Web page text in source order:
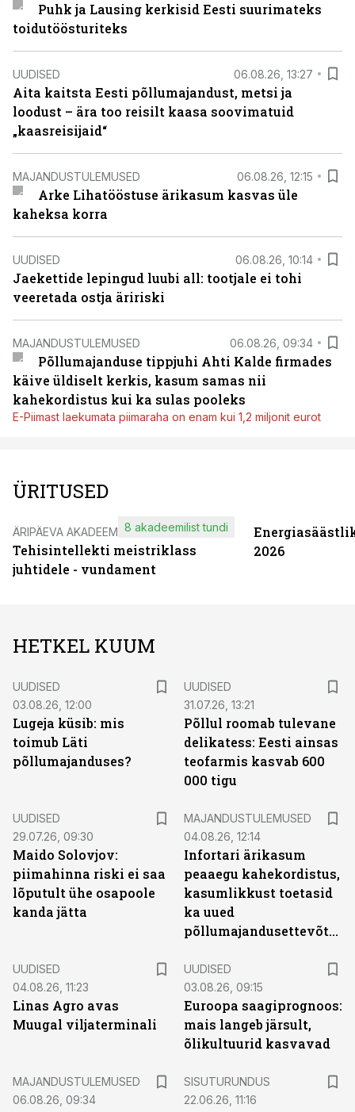
Puhk ja Lausing kerkisid Eesti suurimateks
toidutöösturiteks
UUDISED 06.08.26, 13:27
Aita kaitsta Eesti põllumajandust, metsi ja
loodust – ära too reisilt kaasa soovimatuid
„kaasreisijaid“
MAJANDUSTULEMUSED 06.08.26, 12:15
Arke Lihatööstuse ärikasum kasvas üle
kaheksa korra
UUDISED 06.08.26, 10:14
Jaekettide lepingud luubi all: tootjale ei tohi
veeretada ostja äririski
MAJANDUSTULEMUSED 06.08.26, 09:34
Põllumajanduse tippjuhi Ahti Kalde firmades
käive üldiselt kerkis, kasum samas nii
kahekordistus kui ka sulas pooleks
E-Piimast laekumata piimaraha on enam kui 1,2 miljonit eurot
ÜRITUSED
ÄRIPÄEVA AKADEEMIA
Tehisintellekti meistriklass
juhtidele - vundament
8 akadeemilist tundi
2026
HETKEL KUUM
UUDISED
03.08.26, 12:00
Lugeja küsib: mis
toimub Läti
põllumajanduses?
UUDISED
31.07.26, 13:21
Põllul roomab tulevane
delikatess: Eesti ainsas
teofarmis kasvab 600
000 tigu
UUDISED
29.07.26, 09:30
Maido Solovjov:
piimahinna riski ei saa
lõputult ühe osapoole
kanda jätta
MAJANDUSTULEMUSED
04.08.26, 12:14
Infortari ärikasum
peaaegu kahekordistus,
kasumlikkust toetasid
ka uued
põllumajandusettevõtted
UUDISED
04.08.26, 11:23
Linas Agro avas
Muugal viljaterminali
UUDISED
03.08.26, 09:15
Euroopa saagiprognoos:
mais langeb järsult,
õlikultuurid kasvavad
MAJANDUSTULEMUSED
06.08.26, 09:34
SISUTURUNDUS
22.06.26, 11:16